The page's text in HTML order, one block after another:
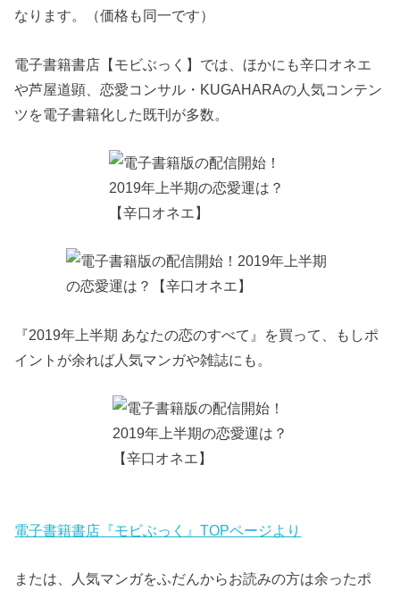
なります。（価格も同一です）
電子書籍書店【モビぶっく】では、ほかにも辛口オネエ
や芦屋道顕、恋愛コンサル・KUGAHARAの人気コンテン
ツを電子書籍化した既刊が多数。
『2019年上半期 あなたの恋のすべて』を買って、もしポ
イントが余れば人気マンガや雑誌にも。
電子書籍書店『モビぶっく』TOPページより
または、人気マンガをふだんからお読みの方は余ったポ